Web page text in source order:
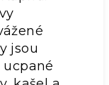
jsou
ucpané